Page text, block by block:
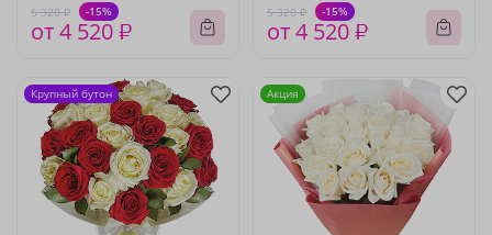
5 320 ₽ -15%
от 4 520 ₽
5 320 ₽ -15%
от 4 520 ₽
Крупный бутон Акция